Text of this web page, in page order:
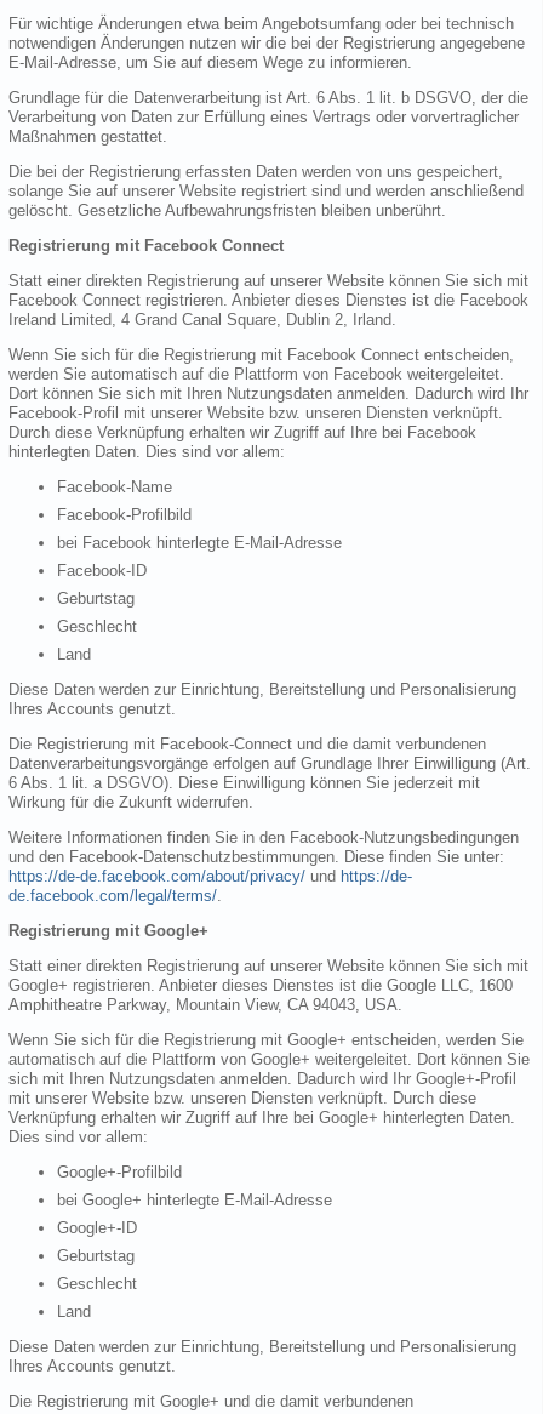
Für wichtige Änderungen etwa beim Angebotsumfang oder bei technisch
notwendigen Änderungen nutzen wir die bei der Registrierung angegebene
E-Mail-Adresse, um Sie auf diesem Wege zu informieren.
Grundlage für die Datenverarbeitung ist Art. 6 Abs. 1 lit. b DSGVO, der die
Verarbeitung von Daten zur Erfüllung eines Vertrags oder vorvertraglicher
Maßnahmen gestattet.
Die bei der Registrierung erfassten Daten werden von uns gespeichert,
solange Sie auf unserer Website registriert sind und werden anschließend
gelöscht. Gesetzliche Aufbewahrungsfristen bleiben unberührt.
Registrierung mit Facebook Connect
Statt einer direkten Registrierung auf unserer Website können Sie sich mit
Facebook Connect registrieren. Anbieter dieses Dienstes ist die Facebook
Ireland Limited, 4 Grand Canal Square, Dublin 2, Irland.
Wenn Sie sich für die Registrierung mit Facebook Connect entscheiden,
werden Sie automatisch auf die Plattform von Facebook weitergeleitet.
Dort können Sie sich mit Ihren Nutzungsdaten anmelden. Dadurch wird Ihr
Facebook-Profil mit unserer Website bzw. unseren Diensten verknüpft.
Durch diese Verknüpfung erhalten wir Zugriff auf Ihre bei Facebook
hinterlegten Daten. Dies sind vor allem:
Facebook-Name
Facebook-Profilbild
bei Facebook hinterlegte E-Mail-Adresse
Facebook-ID
Geburtstag
Geschlecht
Land
Diese Daten werden zur Einrichtung, Bereitstellung und Personalisierung
Ihres Accounts genutzt.
Die Registrierung mit Facebook-Connect und die damit verbundenen
Datenverarbeitungsvorgänge erfolgen auf Grundlage Ihrer Einwilligung (Art.
6 Abs. 1 lit. a DSGVO). Diese Einwilligung können Sie jederzeit mit
Wirkung für die Zukunft widerrufen.
Weitere Informationen finden Sie in den Facebook-Nutzungsbedingungen
und den Facebook-Datenschutzbestimmungen. Diese finden Sie unter:
https://de-de.facebook.com/about/privacy/ und https://de-
de.facebook.com/legal/terms/.
Registrierung mit Google+
Statt einer direkten Registrierung auf unserer Website können Sie sich mit
Google+ registrieren. Anbieter dieses Dienstes ist die Google LLC, 1600
Amphitheatre Parkway, Mountain View, CA 94043, USA.
Wenn Sie sich für die Registrierung mit Google+ entscheiden, werden Sie
automatisch auf die Plattform von Google+ weitergeleitet. Dort können Sie
sich mit Ihren Nutzungsdaten anmelden. Dadurch wird Ihr Google+-Profil
mit unserer Website bzw. unseren Diensten verknüpft. Durch diese
Verknüpfung erhalten wir Zugriff auf Ihre bei Google+ hinterlegten Daten.
Dies sind vor allem:
Google+-Profilbild
bei Google+ hinterlegte E-Mail-Adresse
Google+-ID
Geburtstag
Geschlecht
Land
Diese Daten werden zur Einrichtung, Bereitstellung und Personalisierung
Ihres Accounts genutzt.
Die Registrierung mit Google+ und die damit verbundenen